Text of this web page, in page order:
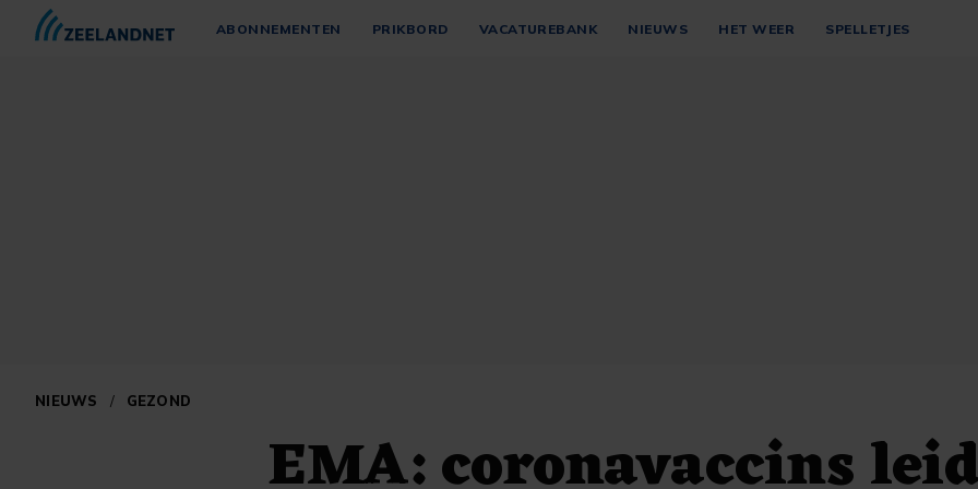
ABONNEMENTEN PRIKBORD VACATUREBANK NIEUWS HET WEER SPELLETJES
NIEUWS / GEZOND